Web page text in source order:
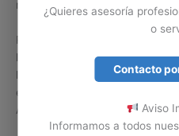
mantenimiento a su ventilador
Problemas como
lentitud, son algunos de los
la falla del ventilador o
expertos en mantenimiento y
Aspire E5-476 en Colombia.
¿Quieres asesoría
o
Contacto
Aviso
Informamos a todos